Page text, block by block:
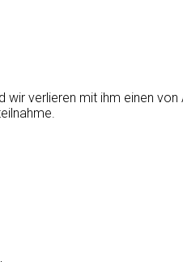
verlieren mit ihm einen